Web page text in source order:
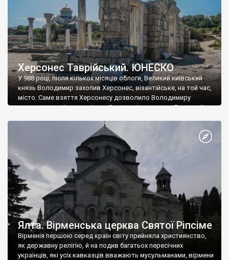
Херсонес Таврійський. ЮНЕСКО
У 988 році, після кількох місяців облоги, Великий київський
князь Володимир захопив Херсонес, візантійське, на той час,
місто. Саме взяття Херсонесу дозволило Володимиру
диктувати свої умови візантійському імператору Василю ІІ, та
Херсонесі Володимир-язичник, став Василем-християнином.
А потім було Хрещення Русі. На честь Херсонесу Таврійського
Ялта. Вірменська церква Святої Ріпсіме
Вірменія першою серед країн світу прийняла християнство,
як державну релігію, й на подив багатьох пересічних
українців, які усіх кавказців вважають мусульманами, вірмени